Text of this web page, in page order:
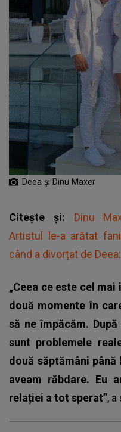
Deea și Dinu Maxer
Citește și: Dinu
Artistul le-a arătat
când a divorțat de
„Ceea ce este cel
două momente în
să ne împăcăm.
sunt problemele
două săptămâni
aveam răbdare. Eu
relației a tot sperat”,